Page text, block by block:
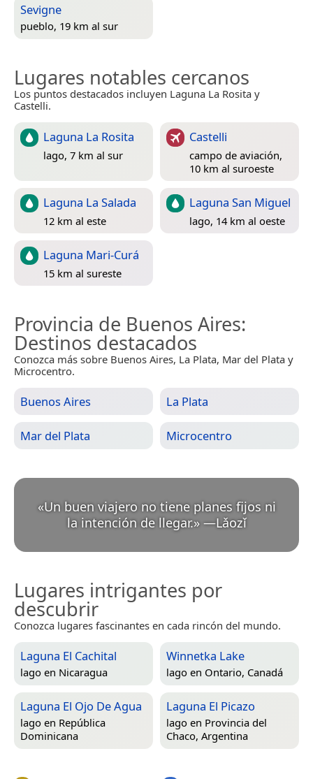
Sevigne
pueblo, 19 km al sur
Lugares notables cercanos
Los puntos destacados incluyen Laguna La Rosita y
Castelli.
Laguna La Rosita
lago, 7 km al sur
Castelli
campo de aviación,
10 km al suroeste
Laguna La Salada
12 km al este
Laguna San Miguel
lago, 14 km al oeste
Laguna Mari-Curá
15 km al sureste
Provincia de Buenos Aires:
Destinos destacados
Conozca más sobre Buenos Aires, La Plata, Mar del Plata y
Microcentro.
Buenos Aires La Plata
Mar del Plata Microcentro
«Un buen viajero no tiene planes fijos ni
la intención de llegar.» —Lǎozǐ
Lugares intrigantes por
descubrir
Conozca lugares fascinantes en cada rincón del mundo.
Laguna El Cachital
lago en Nicaragua
Winnetka Lake
lago en Ontario, Canadá
Laguna El Ojo De Agua
lago en República
Dominicana
Laguna El Picazo
lago en Provincia del
Chaco, Argentina